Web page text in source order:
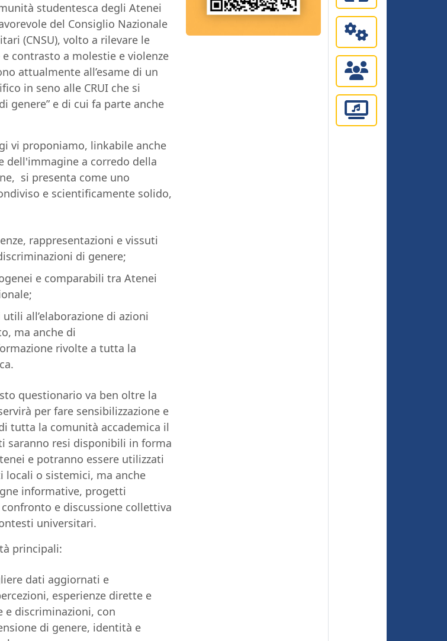
studentesca degli Atenei
del Consiglio Nazionale
(CNSU), volto a rilevare le
contrasto a molestie e violenze
attualmente all’esame di un
in seno alle CRUI che si
genere” e di cui fa parte anche
vi proponiamo, linkabile anche
dell'immagine a corredo della
si presenta come uno
e scientificamente solido,
rappresentazioni e vissuti
di genere;
e comparabili tra Atenei
all’elaborazione di azioni
ma anche di
rivolte a tutta la
questionario va ben oltre la
per fare sensibilizzazione e
tutta la comunità accademica il
saranno resi disponibili in forma
e potranno essere utilizzati
locali o sistemici, ma anche
informative, progetti
e discussione collettiva
universitari.
principali:
dati aggiornati e
esperienze dirette e
discriminazioni, con
di genere, identità e